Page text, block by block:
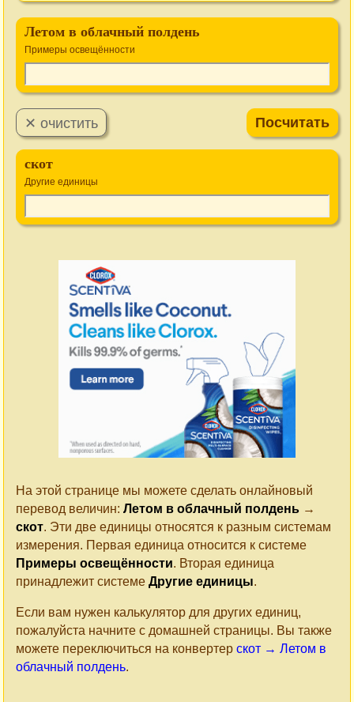
Летом в облачный полдень
Примеры освещённости
скот
Другие единицы
На этой странице мы можете сделать онлайновый
перевод величин: Летом в облачный полдень →
скот. Эти две единицы относятся к разным системам
измерения. Первая единица относится к системе
Примеры освещённости. Вторая единица
принадлежит системе Другие единицы.
Если вам нужен калькулятор для других единиц,
пожалуйста начните с домашней страницы. Вы также
можете переключиться на конвертер скот → Летом в
облачный полдень.